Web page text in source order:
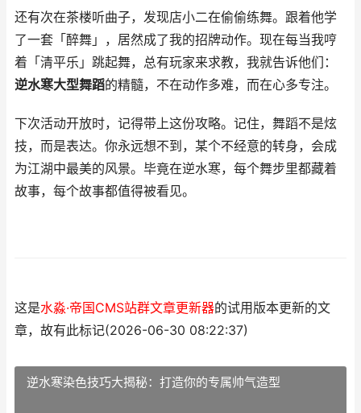
还有次在茶楼听曲子，发现店小二在偷偷练舞。跟着他学
了一套「醉舞」，居然成了我的招牌动作。现在每当我哼
着「清平乐」跳起舞，总有玩家来求教，我就告诉他们：
逆水寒大型舞蹈的精髓，不在动作多难，而在心多专注。
下次活动开放时，记得带上这份攻略。记住，舞蹈不是炫
技，而是表达。你永远想不到，某个不经意的转身，会成
为江湖中最美的风景。毕竟在逆水寒，每个舞步里都藏着
故事，每个故事都值得被看见。
这是水淼·帝国CMS站群文章更新器的试用版本更新的文
章，故有此标记(2026-06-30 08:22:37)
逆水寒染色技巧大揭秘：打造你的专属帅气造型